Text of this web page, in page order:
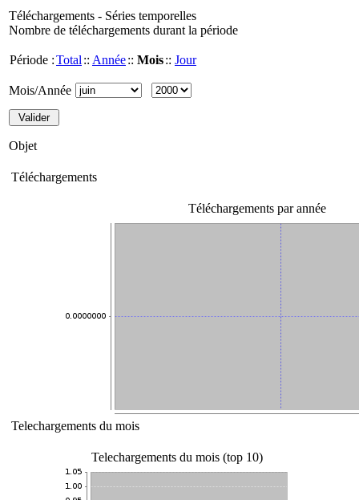
Téléchargements - Séries temporelles
Nombre de téléchargements durant la période
Période :Total :: Année:: Mois:: Jour
Mois/Année
Objet
Téléchargements
Téléchargements par année
Telechargements du mois
Telechargements du mois (top 10)